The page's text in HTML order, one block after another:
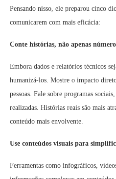
Pensando nisso, ele preparou cinco
comunicarem com mais eficácia:
Conte histórias, não apenas
Embora dados e relatórios técnicos
humanizá-los. Mostre o impacto
pessoas. Fale sobre programas
realizadas. Histórias reais são mais
conteúdo mais envolvente.
Use conteúdos visuais para
Ferramentas como infográficos,